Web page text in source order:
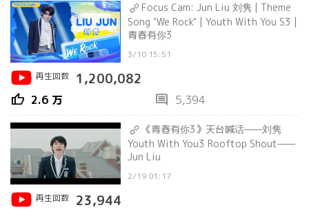
Focus Cam: Jun Liu 刘隽 | Theme
Song "We Rock" | Youth With You S3 |
青春有你3
3/10 15:51
再生回数
1,200,082
thumb_up 2.6 万 comment 5,394
《青春有你3》天台喊话——刘隽
Youth With You3 Rooftop Shout——
Jun Liu
2/19 01:17
再生回数
23,944